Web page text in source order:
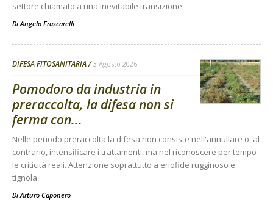
settore chiamato a una inevitabile transizione
DiAngelo Frascarelli
DIFESA FITOSANITARIA 3 Agosto 2026
Pomodoro da industria in
preraccolta, la difesa non si
ferma con...
Nelle periodo preraccolta la difesa non consiste nell'annullare o, al
contrario, intensificare i trattamenti, ma nel riconoscere per tempo
le criticità reali. Attenzione soprattutto a eriofide rugginoso e
tignola
DiArturo Caponero